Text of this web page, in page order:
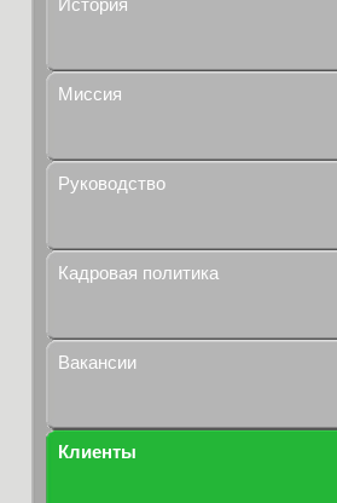
История
Миссия
Руководство
Кадровая политика
Вакансии
Клиенты